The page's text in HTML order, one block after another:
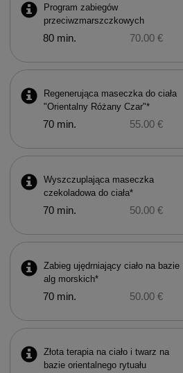
Program zabiegów
przeciwzmarszczkowych
80 min. 70.00 €
Regenerująca maseczka do ciała
"Orientalny Różany Czar"*
70 min. 55.00 €
Wyszczuplająca maseczka
czekoladowa do ciała*
70 min. 50.00 €
Zabieg ujędrniający ciało na bazie
alg morskich*
70 min. 50.00 €
Złota terapia na ciało i twarz na
bazie orientalnego rytuału